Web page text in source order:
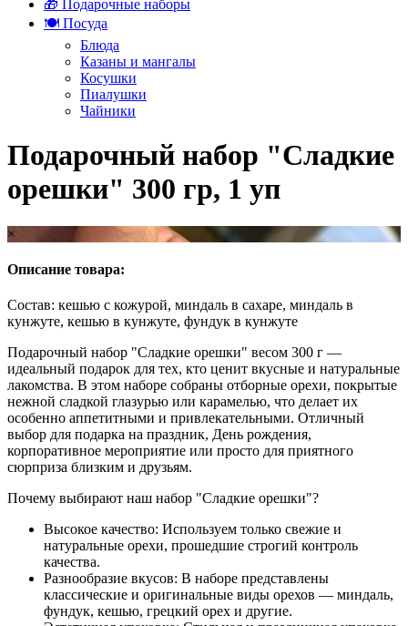
🎁 Подарочные наборы
🍽️ Посуда
Блюда
Казаны и мангалы
Косушки
Пиалушки
Чайники
Подарочный набор "Сладкие
орешки" 300 гр, 1 уп
×
Описание товара:
Состав: кешью с кожурой, миндаль в сахаре, миндаль в
кунжуте, кешью в кунжуте, фундук в кунжуте
Подарочный набор "Сладкие орешки" весом 300 г —
идеальный подарок для тех, кто ценит вкусные и натуральные
лакомства. В этом наборе собраны отборные орехи, покрытые
нежной сладкой глазурью или карамелью, что делает их
особенно аппетитными и привлекательными. Отличный
выбор для подарка на праздник, День рождения,
корпоративное мероприятие или просто для приятного
сюрприза близким и друзьям.
Почему выбирают наш набор "Сладкие орешки"?
Высокое качество: Используем только свежие и
натуральные орехи, прошедшие строгий контроль
качества.
Разнообразие вкусов: В наборе представлены
классические и оригинальные виды орехов — миндаль,
фундук, кешью, грецкий орех и другие.